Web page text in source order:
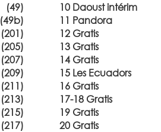
(49)
(49b)
(201)
(205)
(207)
(209)
(211)
(213)
(215)
(217)
10 Daoust intérim
11 Pandora
12 Gratis
13 Gratis
14 Gratis
15 Les Ecuadors
16 Gratis
17-18 Gratis
19 Gratis
20 Gratis